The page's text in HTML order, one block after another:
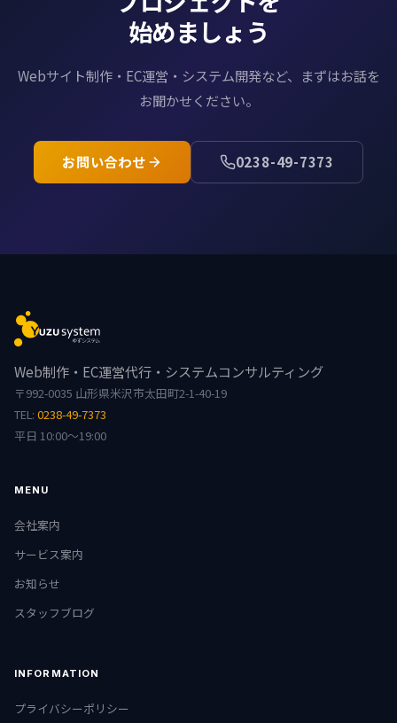
始めましょう
Webサイト制作・EC運営・システム開発など、
まずはお話を
お聞かせください。
お問い合わせ 0238-49-7373
Web制作・EC運営代行・システムコンサルティング
〒992-0035 山形県米沢市太田町2-1-40-19
TEL: 0238-49-7373
平日 10:00〜19:00
MENU
会社案内
サービス案内
お知らせ
スタッフブログ
INFORMATION
プライバシーポリシー